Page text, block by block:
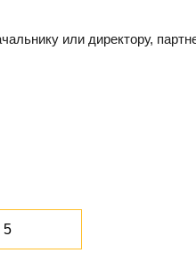
или директору,